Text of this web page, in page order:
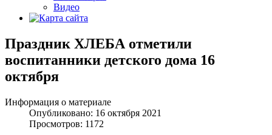
Видео
Праздник ХЛЕБА отметили
воспитанники детского дома 16
октября
Информация о материале
Опубликовано: 16 октября 2021
Просмотров: 1172